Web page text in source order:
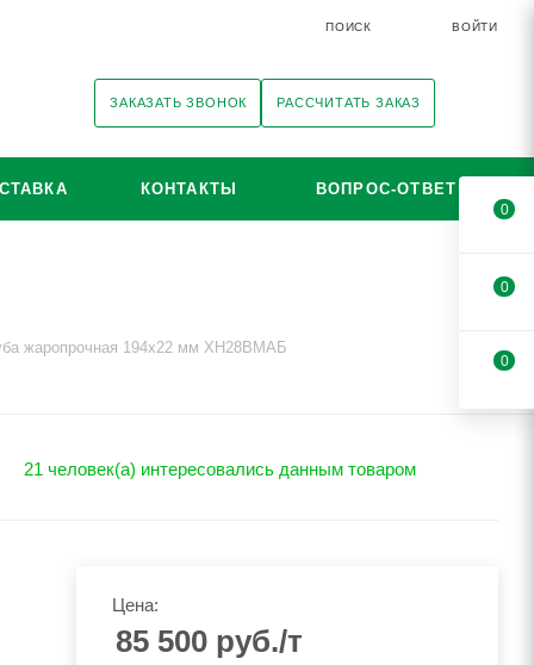
ПОИСК ВОЙТИ
ЗАКАЗАТЬ ЗВОНОК РАССЧИТАТЬ ЗАКАЗ
КОНТАКТЫ ВОПРОС-ОТВЕТ
жаропрочная 194х22 мм ХН28ВМАБ
21 человек(а) интересовались данным товаром
Цена:
85 500руб./т
0
0
0